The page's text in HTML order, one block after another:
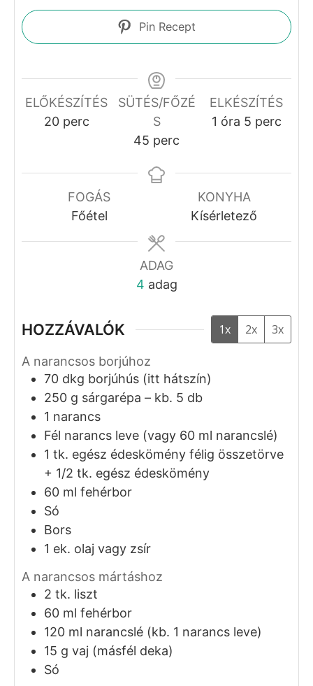
Pin Recept
ELŐKÉSZÍTÉS
20perc
perc
SÜTÉS/FŐZÉ
S
45 perc
perc
ELKÉSZÍTÉS
1 óra
óra 5perc
perc
FOGÁS
Főétel
KONYHA
Kísérletező
ADAG
4 adag
HOZZÁVALÓK 1x 2x 3x
A narancsos borjúhoz
70 dkg borjúhús (itt hátszín)
250 g sárgarépa – kb. 5 db
1 narancs
Fél narancs leve (vagy 60 ml narancslé)
1 tk. egész édeskömény félig összetörve
+ 1/2 tk. egész édeskömény
60 ml fehérbor
Só
Bors
1 ek. olaj vagy zsír
A narancsos mártáshoz
2 tk. liszt
60 ml fehérbor
120 ml narancslé (kb. 1 narancs leve)
15 g vaj (másfél deka)
Só